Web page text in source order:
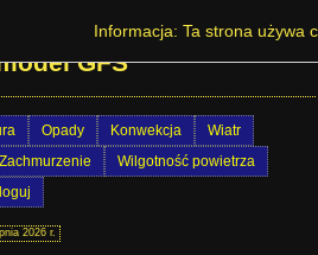
w Polsce - Międzyzdroje
GFS
Opady Konwekcja
Wiatr
Zachmurzenie
Wilgotność powietrza
2026 r.
Informacja: Ta strona używa